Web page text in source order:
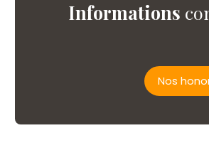
Informations
Nos